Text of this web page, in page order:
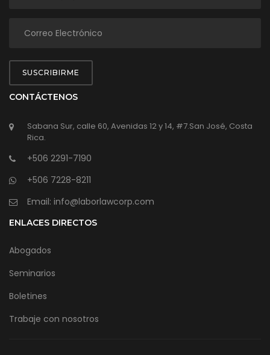
SUSCRIBIRME
CONTÁCTENOS
Sabana Sur, calle 60, Avenidas 12 y 14, #7.San José, Costa
Rica.
+506 2291-7190
+506 7228-8211
Email: info@laborlawcorp.com
ENLACES DIRECTOS
Abogados
Seminarios
Boletines
Trabaje con nosotros